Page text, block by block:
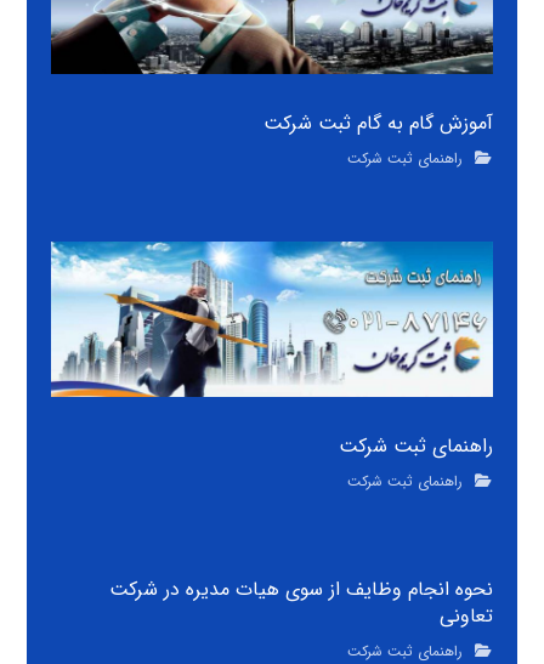
آموزش گام به گام ثبت شرکت
راهنمای ثبت شرکت
راهنمای ثبت شرکت
راهنمای ثبت شرکت
نحوه انجام وظایف از سوی هیات مدیره در شرکت
تعاونی
راهنمای ثبت شرکت